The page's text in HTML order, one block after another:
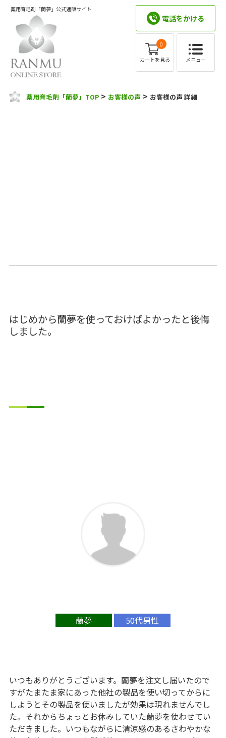
薬用育毛剤「蘭夢」公式通販サイト
電話をかける
0
カートを見る メニュー
薬用育毛剤「蘭夢」TOP > お客様の声 > お客様の声 詳細
はじめから蘭夢を使っておけばよかったと後悔
しました。
蘭夢 50代男性
いつもありがとうございます。蘭夢を注文し届いたので
すがたまたま家にあった他社の製品を使い切ってからに
しようとその製品を使いましたが効果は現れませんでし
た。それからちょっとお休みしていた蘭夢を使わせてい
ただきました。いつもながらに清涼感のあるさわやかな